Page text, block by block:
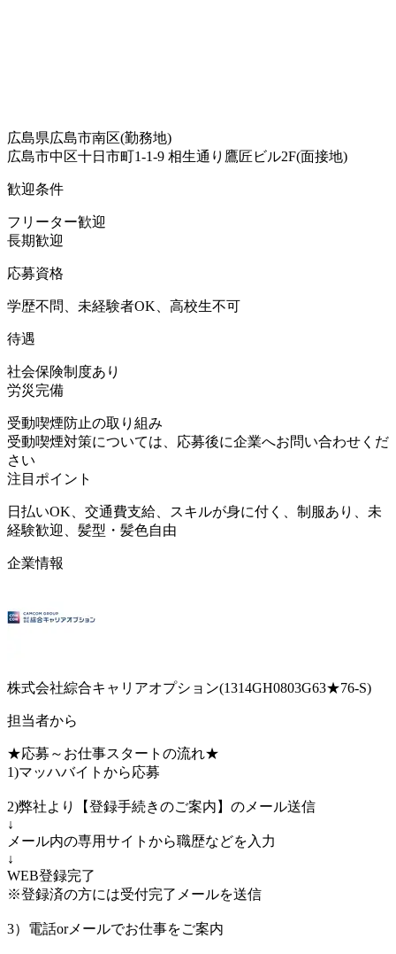
広島県広島市南区(勤務地)
広島市中区十日市町1-1-9 相生通り鷹匠ビル2F(面接地)
歓迎条件
フリーター歓迎
長期歓迎
応募資格
学歴不問、未経験者OK、高校生不可
待遇
社会保険制度あり
労災完備
受動喫煙防止の取り組み
受動喫煙対策については、応募後に企業へお問い合わせくだ
さい
注目ポイント
日払いOK、交通費支給、スキルが身に付く、制服あり、未
経験歓迎、髪型・髪色自由
企業情報
株式会社綜合キャリアオプション(1314GH0803G63★76-S)
担当者から
★応募～お仕事スタートの流れ★
1)マッハバイトから応募
2)弊社より【登録手続きのご案内】のメール送信
↓
メール内の専用サイトから職歴などを入力
↓
WEB登録完了
※登録済の方には受付完了メールを送信
3）電話orメールでお仕事をご案内